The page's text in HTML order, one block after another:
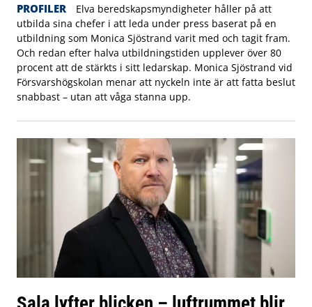
PROFILER
Elva beredskapsmyndigheter håller på att
utbilda sina chefer i att leda under press baserat på en
utbildning som Monica Sjöstrand varit med och tagit fram.
Och redan efter halva utbildningstiden upplever över 80
procent att de stärkts i sitt ledarskap. Monica Sjöstrand vid
Försvarshögskolan menar att nyckeln inte är att fatta beslut
snabbast – utan att våga stanna upp.